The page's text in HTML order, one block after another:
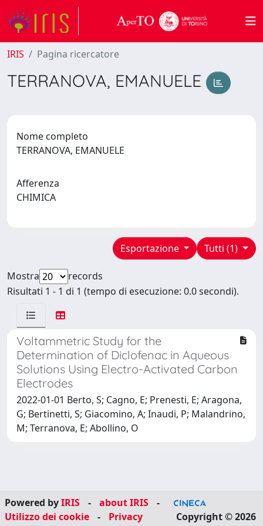
IRIS Pagina ricercatore
TERRANOVA, EMANUELE
Nome completo
TERRANOVA, EMANUELE
Afferenza
CHIMICA
Tutti (1)
Esportazione
Mostra
records
Risultati 1 - 1 di 1 (tempo di esecuzione: 0.0 secondi).
Voltammetric Study for the
Determination of Diclofenac in Aqueous
Solutions Using Electro-Activated Carbon
Electrodes
2022-01-01 Berto, S; Cagno, E; Prenesti, E; Aragona,
G; Bertinetti, S; Giacomino, A; Inaudi, P; Malandrino,
M; Terranova, E; Abollino, O
Powered byIRIS - about IRIS
-
Utilizzo dei cookie
- Privacy Copyright © 2026